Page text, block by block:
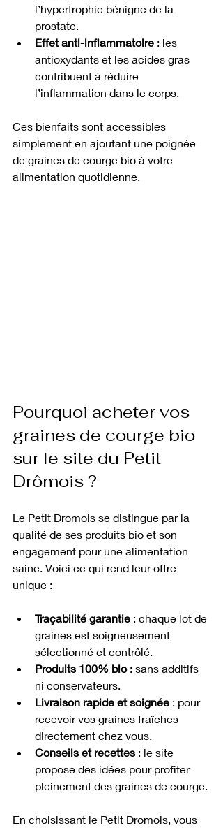
l’hypertrophie bénigne de la
prostate.
Effet anti-inflammatoire : les
antioxydants et les acides gras
contribuent à réduire
l’inflammation dans le corps.
Ces bienfaits sont accessibles
simplement en ajoutant une poignée
de graines de courge bio à votre
alimentation quotidienne.
Pourquoi acheter vos
graines de courge bio
sur le site du Petit
Drômois ?
Le Petit Dromois se distingue par la
qualité de ses produits bio et son
engagement pour une alimentation
saine. Voici ce qui rend leur offre
unique :
Traçabilité garantie : chaque lot de
graines est soigneusement
sélectionné et contrôlé.
Produits 100% bio : sans additifs
ni conservateurs.
Livraison rapide et soignée : pour
recevoir vos graines fraîches
directement chez vous.
Conseils et recettes : le site
propose des idées pour profiter
pleinement des graines de courge.
En choisissant le Petit Dromois, vous